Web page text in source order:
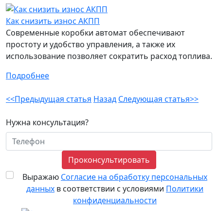
Как снизить износ АКПП
Современные коробки автомат обеспечивают
простоту и удобство управления, а также их
использование позволяет сократить расход топлива.
Подробнее
<<Предыдущая статья Назад Следующая статья>>
Нужна консультация?
Проконсультировать
Выражаю Согласие на обработку персональных
данных в соответствии с условиями Политики
конфиденциальности